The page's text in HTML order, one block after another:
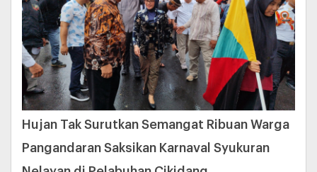
Hujan Tak Surutkan Semangat Ribuan Warga
Pangandaran Saksikan Karnaval Syukuran